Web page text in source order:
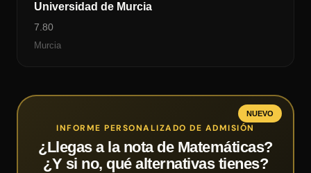
Universidad de Murcia
7.80
Murcia
NUEVO
INFORME PERSONALIZADO DE ADMISIÓN
¿Llegas a la nota de Matemáticas?
¿Y si no, qué alternativas tienes?